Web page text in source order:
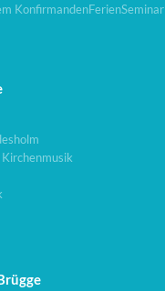
KonfirmandenFerienSeminar